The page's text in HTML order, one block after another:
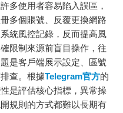
多使用者容易陷入誤區，
多個賬號、反覆更換網路
統風控記錄，反而提高風
限制來源前盲目操作，往
是客戶端展示設定、區號
查。根據Telegram官方的
是評估核心指標，異常操
規則的方式都難以長期有